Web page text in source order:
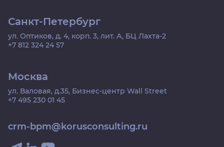
Санкт-Петербург
ул. Оптиков, д. 4, корп. 3, лит. А, БЦ Лахта-2
+7 812 324 24 57
Москва
ул. Валовая, д.35, Бизнес-центр Wall Street
+7 495 230 01 45
crm-bpm@korusconsulting.ru